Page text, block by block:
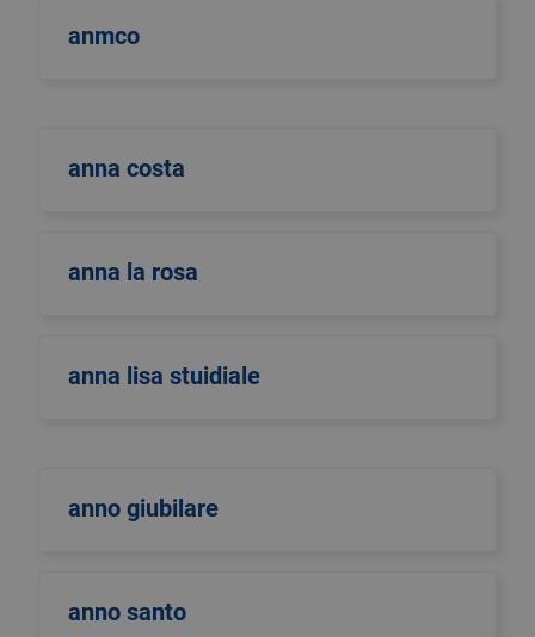
anmco
anna costa
anna la rosa
anna lisa stuidiale
anno giubilare
anno santo